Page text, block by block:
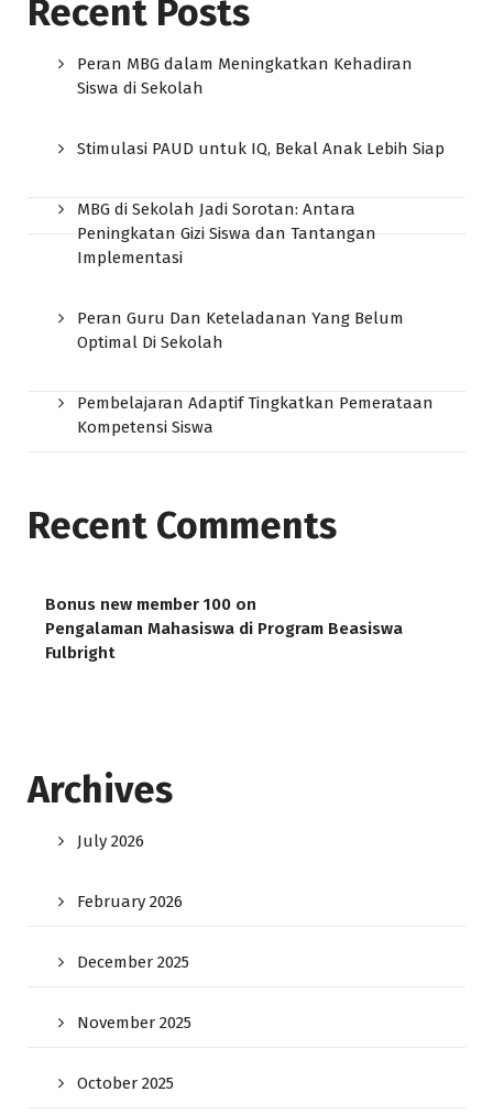
Recent Posts
Peran MBG dalam Meningkatkan Kehadiran
Siswa di Sekolah
Stimulasi PAUD untuk IQ, Bekal Anak Lebih Siap
MBG di Sekolah Jadi Sorotan: Antara
Peningkatan Gizi Siswa dan Tantangan
Implementasi
Peran Guru Dan Keteladanan Yang Belum
Optimal Di Sekolah
Pembelajaran Adaptif Tingkatkan Pemerataan
Kompetensi Siswa
Recent Comments
Bonus new member 100 on
Pengalaman Mahasiswa di Program Beasiswa
Fulbright
Archives
July 2026
February 2026
December 2025
November 2025
October 2025